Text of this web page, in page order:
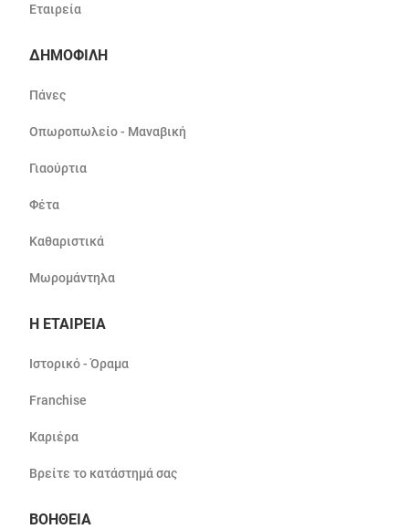
Εταιρεία
ΔΗΜΟΦΙΛΗ
Πάνες
Οπωροπωλείο - Μαναβική
Γιαούρτια
Φέτα
Καθαριστικά
Μωρομάντηλα
Η ΕΤΑΙΡΕΙΑ
Ιστορικό - Όραμα
Franchise
Καριέρα
Βρείτε το κατάστημά σας
ΒΟΗΘΕΙΑ